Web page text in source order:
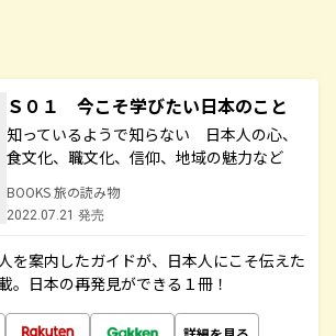
Ｓ０１ 今こそ学びたい日本のこと
知っているようで知らない 日本人の心、
食文化、職文化、信仰、地域の魅力など
BOOKS 旅の読み物
2022.07.21 発売
を案内したガイドが、日本人にこそ伝えた
。日本の再発見ができる１冊！